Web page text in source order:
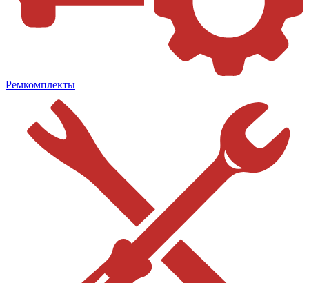
Ремкомплекты